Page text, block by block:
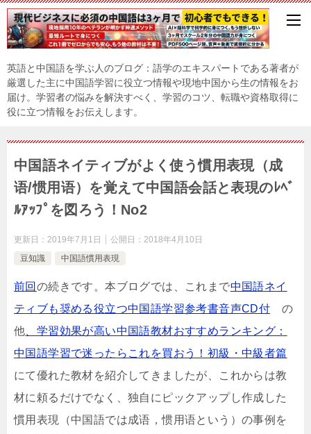
英語と中国語を学ぶ人のブログ：語学のエキスパートである著者が
厳選した主に中国語学習に役立つ情報や現地中国から生の情報をお
届け。学習者の悩みを解決すべく、学習のコツ、転職や資格取得に
役に立つ情報をお伝えします。
中国語ネイティブがよく使う慣用表現（成
语/惯用语）を覚えて中国語会話と表現のﾚﾍﾞ
ﾙｱｯﾌﾟを図ろう！No2
更新日： 2019年7月1日 公開日： 2018年4月10日
豆知識
中国語慣用表現
前回 の続きです。本ブログでは、これまで中国語ネイ
ティブも奨める役立つ中国語学習参考書音声CD付 の
他 、学習効果が高い中国語教材おすすめランキング：
中国語学習で迷ったらこれを買おう！初級・中級者篇
にて優れた教材を紹介してきましたが、これからは教
材に頼るだけでなく、独自にピックアップし作成した
慣用表現（中国語では成语，惯用语という）の事例を